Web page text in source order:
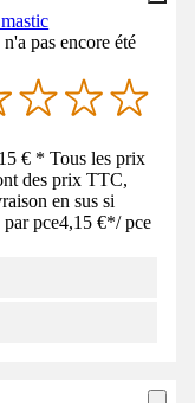
pas encore été
€ * Tous les prix
des prix TTC,
en sus si
par pce4,15 €*/ pce